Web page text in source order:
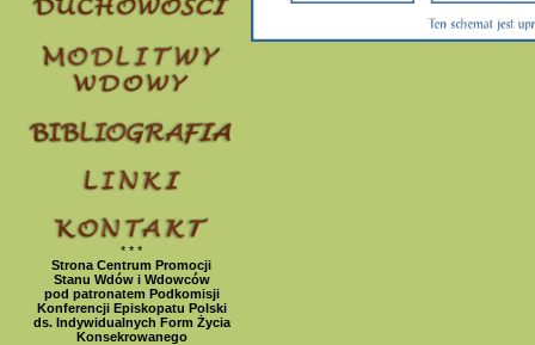
* * *
Strona Centrum Promocji
Stanu Wdów i Wdowców
pod patronatem Podkomisji
Konferencji Episkopatu Polski
ds. Indywidualnych Form Życia
Konsekrowanego